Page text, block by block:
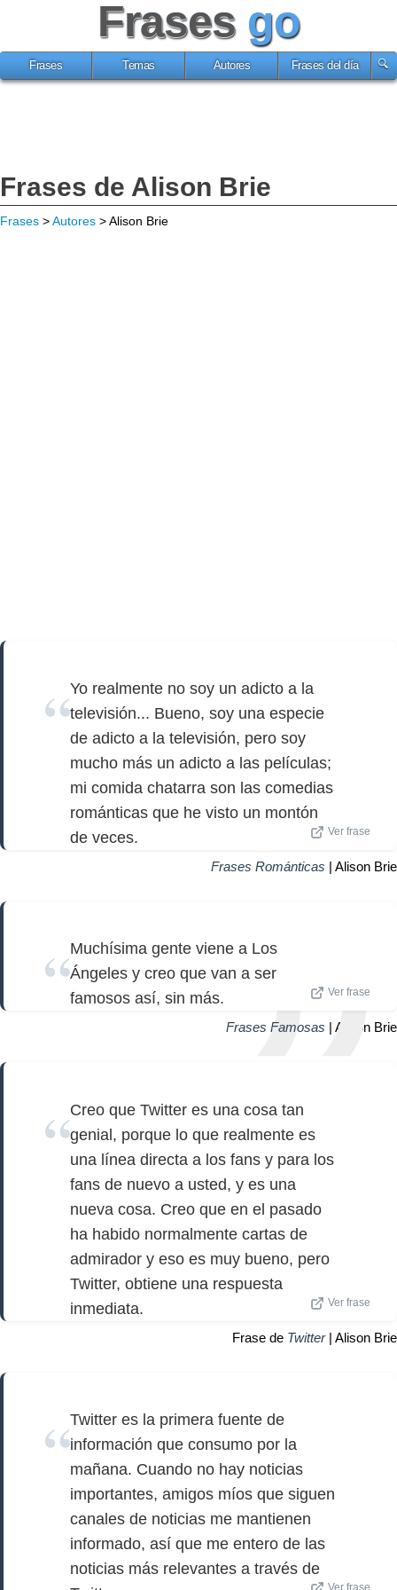
Frases go
Frases Temas Autores Frases del día
Frases de Alison Brie
Frases >Autores > Alison Brie
Yo realmente no soy un adicto a la
televisión... Bueno, soy una especie
de adicto a la televisión, pero soy
mucho más un adicto a las películas;
mi comida chatarra son las comedias
románticas que he visto un montón
de veces.
Ver frase
Frases Románticas | Alison Brie
Muchísima gente viene a Los
Ángeles y creo que van a ser
famosos así, sin más.
Ver frase
Frases Famosas | Alison Brie
Creo que Twitter es una cosa tan
genial, porque lo que realmente es
una línea directa a los fans y para los
fans de nuevo a usted, y es una
nueva cosa. Creo que en el pasado
ha habido normalmente cartas de
admirador y eso es muy bueno, pero
Twitter, obtiene una respuesta
inmediata.
Ver frase
Frase de Twitter| Alison Brie
Twitter es la primera fuente de
información que consumo por la
mañana. Cuando no hay noticias
importantes, amigos míos que siguen
canales de noticias me mantienen
informado, así que me entero de las
noticias más relevantes a través de
Ver frase